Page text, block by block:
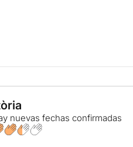
nuevas fechas confirmadas